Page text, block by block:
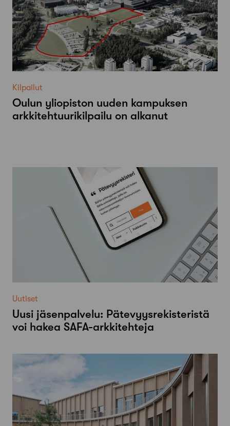
Kilpailut
Oulun yliopiston uuden kampuksen
arkkitehtuurikilpailu on alkanut
Uutiset
Uusi jäsenpalvelu: Pätevyysrekisteristä
voi hakea SAFA-arkkitehteja